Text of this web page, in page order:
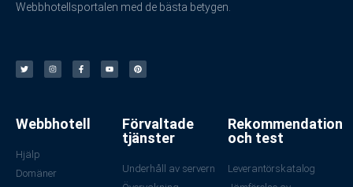
Webbhotellsportalen med de bästa betygen.
Webbhotell
Hjälp
Domäner
Förvaltade
tjänster
Underhåll av servern
Rekommendation
och test
Leverantörskatalog